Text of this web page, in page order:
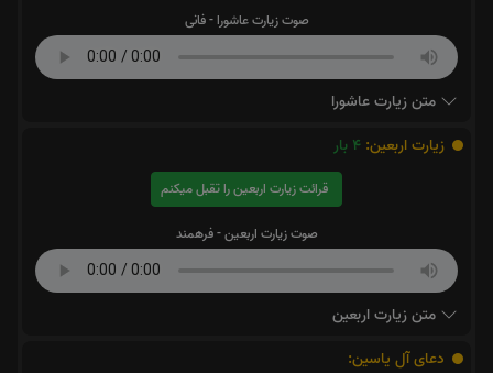
صوت زیارت عاشورا - فانی
متن زیارت عاشورا
زیارت اربعین: 4 بار
قرائت زیارت اربعین را تقبل میکنم
صوت زیارت اربعین - فرهمند
متن زیارت اربعین
دعای آل یاسین: